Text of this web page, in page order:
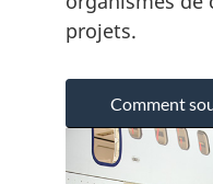
projets.